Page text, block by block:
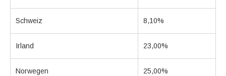
Schweiz 8,10%
Irland 23,00%
Norwegen 25,00%